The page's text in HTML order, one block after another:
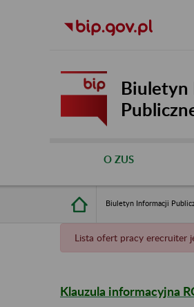
Biuletyn
O ZUS
Biuletyn Informacji
Lista ofert pracy erecruiter
Klauzula informacyjna